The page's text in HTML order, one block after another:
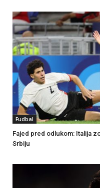
Fudbal
Fajed pred odlukom: Italija
Srbiju